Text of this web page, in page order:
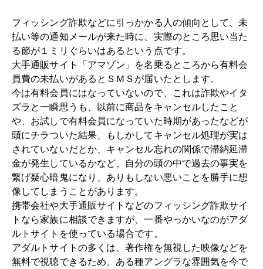
フィッシング詐欺などに引っかかる人の傾向として、未
払い等の通知メールが来た時に、実際のところ思い当た
る節が１ミリぐらいはあるという点です。
大手通販サイト「アマゾン」を名乗るところから有料会
員費の未払いがあるとＳＭＳが届いたとします。
今は有料会員にはなっていないので、これは詐欺やイタ
ズラと一瞬思うも、以前に商品をキャンセルしたこと
や、お試しで有料会員になっていた時期があったなどが
頭にチラついた結果、もしかしてキャンセル処理が実は
されていないだとか、キャンセル忘れの関係で滞納延滞
金が発生しているかなど、自分の頭の中で過去の事実を
繋げ疑心暗鬼になり、ありもしない悪いことを勝手に想
像してしまうことがあります。
携帯会社や大手通販サイトなどのフィッシング詐欺サイ
トなら家族に相談できますが、一番やっかいなのがアダ
ルトサイトを使っている場合です。
アダルトサイトの多くは、著作権を無視した映像などを
無料で視聴できるため、ある種アングラな雰囲気を今で